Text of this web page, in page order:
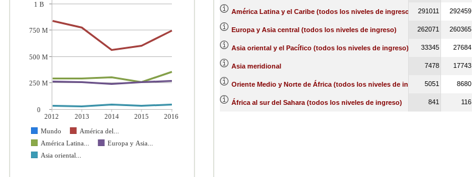
2012 2013 2014 2015
2016
Mundo
América del...
América Latina...
Europa y Asia...
Asia oriental...
1 B
750 M
500 M
250 M
0
América Latina y el Caribe (todos los niveles de ingreso) 291011 292459
Europa y Asia central (todos los niveles de ingreso) 262071 260365
Asia oriental y el Pacífico (todos los niveles de ingreso) 33345 27684
Asia meridional 7478 17743
Oriente Medio y Norte de África (todos los niveles de ingreso)5051 8680
África al sur del Sahara (todos los niveles de ingreso) 841 116